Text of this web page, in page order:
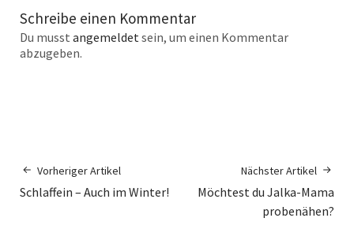
Schreibe einen Kommentar
Du musst angemeldetsein, um einen Kommentar
abzugeben.
Vorheriger Artikel
Schlaffein – Auch im Winter!
Nächster Artikel
Möchtest du Jalka-Mama
probenähen?